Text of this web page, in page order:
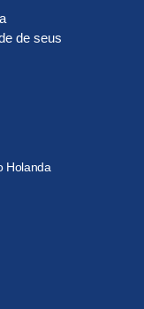
de seus
Holanda